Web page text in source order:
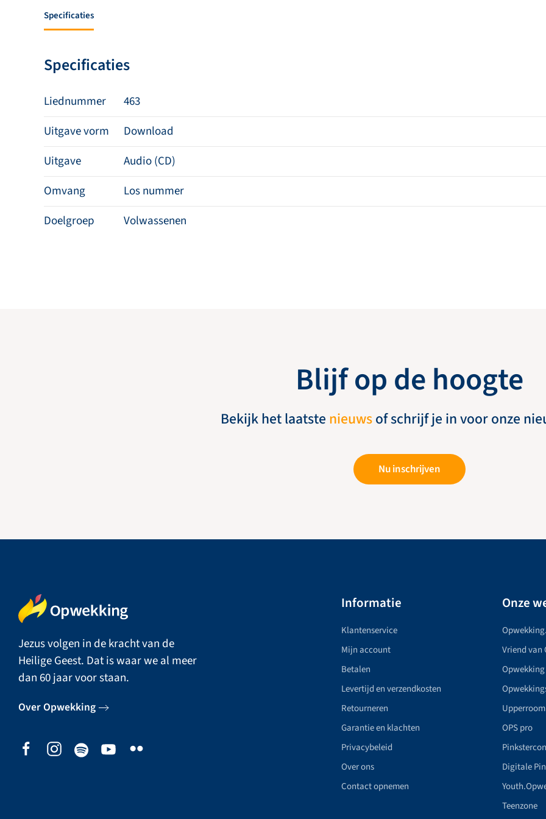
Specificaties
Specificaties
Liednummer
463
Uitgave vorm
Download
Uitgave
Audio (CD)
Omvang
Los nummer
Doelgroep
Volwassenen
Blijf op de hoogte
Bekijk het laatste nieuwsof schrijf je in voor onze
Nu inschrijven
Jezus volgen in de kracht van de
Heilige Geest. Dat is waar we al meer
dan 60 jaar voor staan.
Over Opwekking
Informatie
Klantenservice
Mijn account
Betalen
Levertijd en verzendkosten
Retourneren
Garantie en klachten
Privacybeleid
Over ons
Contact opnemen
Onze
Vriend van
Upperroom
OPS pro
Digitale
Teenzone